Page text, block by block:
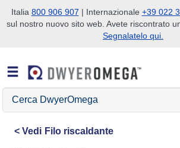
Salta alla ricerca
Salta al contenuto principale
Salta alla navigazione
Italia 800 906 907 | Internazionale +39 022
sul nostro nuovo sito web. Avete riscontrato
Segnalatelo qui.
Cerca
DwyerOmega
Vedi Filo riscaldante